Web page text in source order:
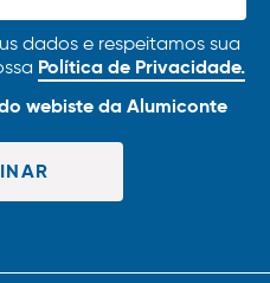
dados e respeitamos sua
Política de Privacidade.
webiste da Alumiconte